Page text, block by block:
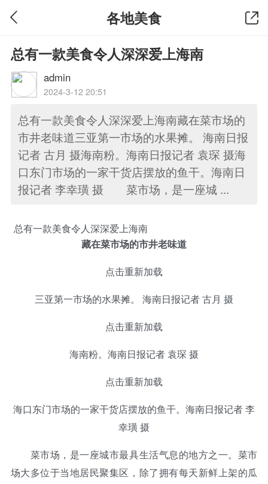
各地美食
总有一款美食令人深深爱上海南
admin
2024-3-12 20:51
总有一款美食令人深深爱上海南藏在菜市场的
市井老味道三亚第一市场的水果摊。 海南日报
记者 古月 摄海南粉。海南日报记者 袁琛 摄海
口东门市场的一家干货店摆放的鱼干。海南日
报记者 李幸璜 摄 菜市场，是一座城 ...
总有一款美食令人深深爱上海南
藏在菜市场的市井老味道
点击重新加载
三亚第一市场的水果摊。 海南日报记者 古月 摄
点击重新加载
海南粉。海南日报记者 袁琛 摄
点击重新加载
海口东门市场的一家干货店摆放的鱼干。海南日报记者 李
幸璜 摄
菜市场，是一座城市最具生活气息的地方之一。菜市
场大多位于当地居民聚集区，除了拥有每天新鲜上架的瓜